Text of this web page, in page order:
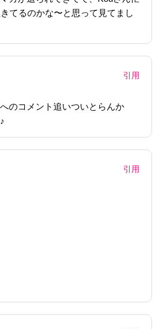
てるのかな〜と思って見てまし
引用
のコメント追いついとらんか
引用